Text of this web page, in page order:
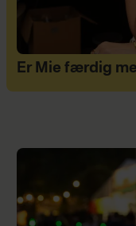
Er Mie færdig